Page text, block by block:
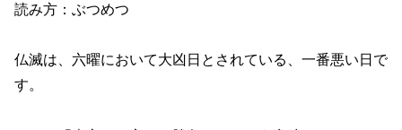
読み方：ぶつめつ
仏滅は、六曜において大凶日とされている、一番悪い日で
す。